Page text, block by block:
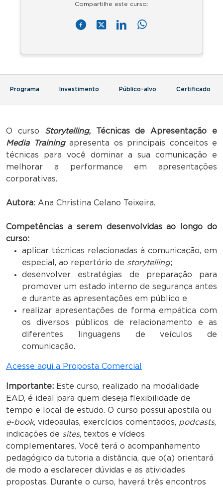
Compartilhe este curso:
Programa Investimento Público-alvo Certificado
O curso Storytelling, Técnicas de Apresentação e
Media Trainingapresenta os principais conceitos e
técnicas para você dominar a sua comunicação e
melhorar a performance em apresentações
corporativas.
Autora: Ana Christina Celano Teixeira.
Competências a serem desenvolvidas ao longo do
curso:
aplicar técnicas relacionadas à comunicação, em
especial, ao repertório de storytelling;
desenvolver estratégias de preparação para
promover um estado interno de segurança antes
e durante as apresentações em público e
realizar apresentações de forma empática com
os diversos públicos de relacionamento e as
diferentes linguagens de veículos de
comunicação.
Acesse aqui a Proposta Comercial
Importante: Este curso, realizado na modalidade
EAD, é ideal para quem deseja flexibilidade de
tempo e local de estudo. O curso possui apostila ou
e-book, videoaulas, exercícios comentados, podcasts,
indicações de sites, textos e vídeos
complementares. Você terá o acompanhamento
pedagógico da tutoria a distância, que o(a) orientará
de modo a esclarecer dúvidas e as atividades
propostas. Durante o curso, haverá três encontros